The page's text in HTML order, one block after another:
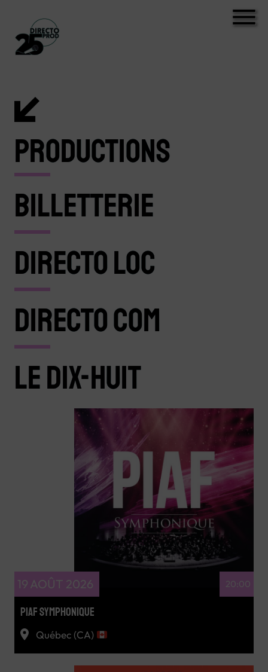
RÉSERVEZ
19 AOÛT 2026 20:00
PIAF SYMPHONIQUE
Québec (CA)
PRODUCTIONS
BILLETTERIE
DIRECTO LOC
DIRECTO COM
LE DIX-HUIT